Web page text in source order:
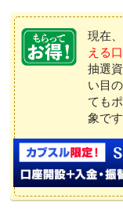
現在、
える
抽選
い目の
ても
象で